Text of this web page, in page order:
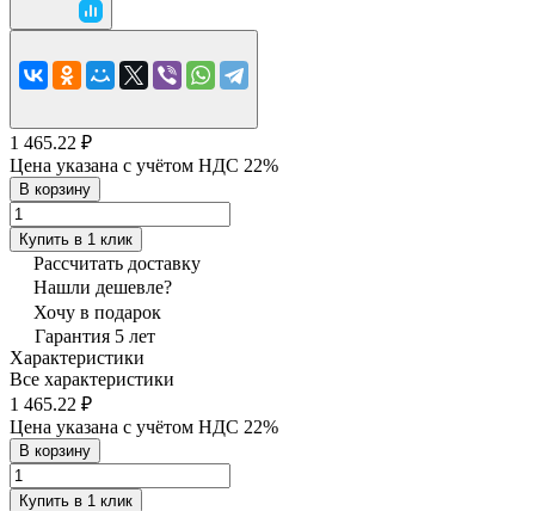
1 465.22 ₽
Цена указана с учётом НДС 22%
В корзину
Купить в 1 клик
Рассчитать доставку
Нашли дешевле?
Хочу в подарок
Гарантия 5 лет
Характеристики
Все характеристики
1 465.22 ₽
Цена указана с учётом НДС 22%
В корзину
Купить в 1 клик